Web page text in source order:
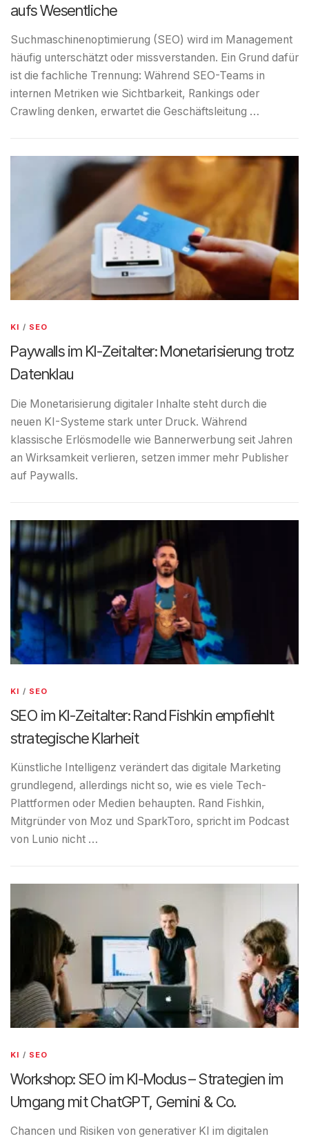
aufs Wesentliche
Suchmaschinenoptimierung (SEO) wird im Management
häufig unterschätzt oder missverstanden. Ein Grund dafür
ist die fachliche Trennung: Während SEO-Teams in
internen Metriken wie Sichtbarkeit, Rankings oder
Crawling denken, erwartet die Geschäftsleitung …
KI / SEO
Paywalls im KI-Zeitalter: Monetarisierung trotz
Datenklau
Die Monetarisierung digitaler Inhalte steht durch die
neuen KI-Systeme stark unter Druck. Während
klassische Erlösmodelle wie Bannerwerbung seit Jahren
an Wirksamkeit verlieren, setzen immer mehr Publisher
auf Paywalls.
KI / SEO
SEO im KI-Zeitalter: Rand Fishkin empfiehlt
strategische Klarheit
Künstliche Intelligenz verändert das digitale Marketing
grundlegend, allerdings nicht so, wie es viele Tech-
Plattformen oder Medien behaupten. Rand Fishkin,
Mitgründer von Moz und SparkToro, spricht im Podcast
von Lunio nicht …
KI / SEO
Workshop: SEO im KI-Modus – Strategien im
Umgang mit ChatGPT, Gemini & Co.
Chancen und Risiken von generativer KI im digitalen